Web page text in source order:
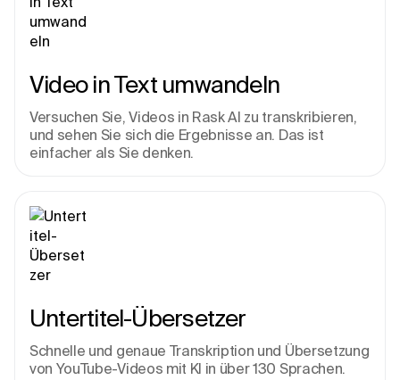
Video in Text umwandeln
Versuchen Sie, Videos in Rask AI zu transkribieren,
und sehen Sie sich die Ergebnisse an. Das ist
einfacher als Sie denken.
Untertitel-Übersetzer
Schnelle und genaue Transkription und Übersetzung
von YouTube-Videos mit KI in über 130 Sprachen.